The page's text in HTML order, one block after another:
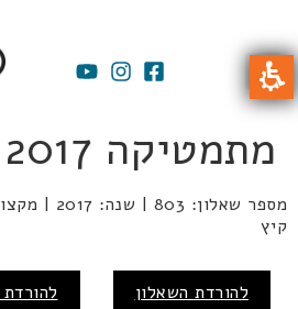
מתמטיקה 2017 803
מספר
קיץ
להורדת השאלון